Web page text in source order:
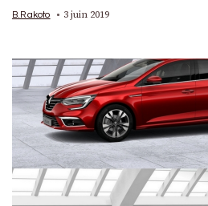
B.Rakoto 3 juin 2019